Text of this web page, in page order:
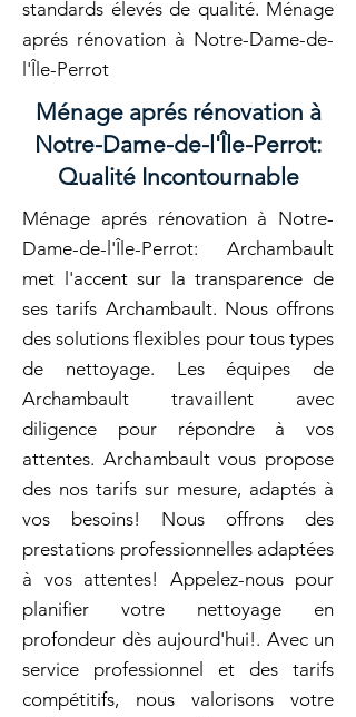
standards élevés de qualité. Ménage
aprés rénovation à Notre-Dame-de-
l'Île-Perrot
Ménage aprés rénovation à
Notre-Dame-de-l'Île-Perrot:
Qualité Incontournable
Ménage aprés rénovation à Notre-
Dame-de-l'Île-Perrot: Archambault
met l'accent sur la transparence de
ses tarifs Archambault. Nous offrons
des solutions flexibles pour tous types
de nettoyage. Les équipes de
Archambault travaillent avec
diligence pour répondre à vos
attentes. Archambault vous propose
des nos tarifs sur mesure, adaptés à
vos besoins! Nous offrons des
prestations professionnelles adaptées
à vos attentes! Appelez-nous pour
planifier votre nettoyage en
profondeur dès aujourd'hui!. Avec un
service professionnel et des tarifs
compétitifs, nous valorisons votre